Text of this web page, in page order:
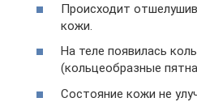
Происходит
кожи.
На теле появилась
(кольцеобразные
Состояние кожи не